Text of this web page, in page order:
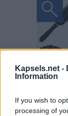
Kapsels.net -
Information
If you wish to
processing of